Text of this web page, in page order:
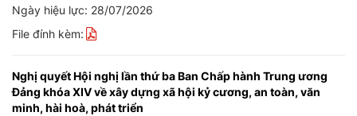
Ngày hiệu lực: 28/07/2026
File đính kèm:
Nghị quyết Hội nghị lần thứ ba Ban Chấp hành Trung ương
Đảng khóa XIV về xây dựng xã hội kỷ cương, an toàn, văn
minh, hài hoà, phát triển